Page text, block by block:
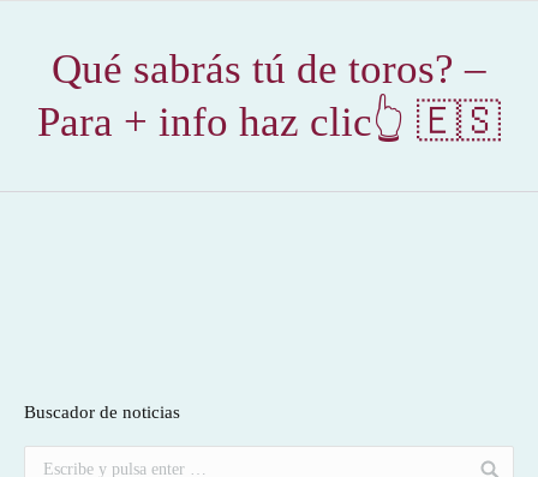
Qué sabrás tú de toros? –
Para + info haz clic👆 🇪🇸
Buscador de noticias